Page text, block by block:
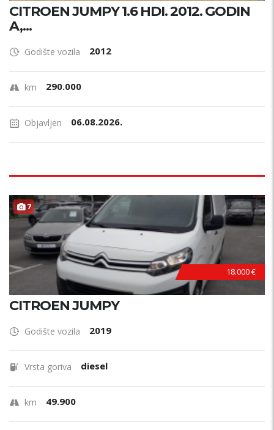
CITROEN JUMPY 1.6 HDI. 2012. GODIN
A,...
Godište vozila 2012
km 290.000
Objavljen 06.08.2026.
7
18.000 €
CITROEN JUMPY
Godište vozila 2019
Vrsta goriva diesel
km 49.900